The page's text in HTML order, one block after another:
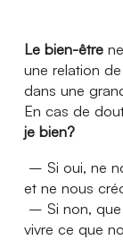
Le bien-être
une relation
dans une
En cas de
je bien?
– Si oui, ne
et ne nous
– Si non,
vivre ce que